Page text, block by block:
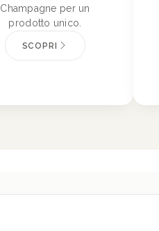
Champagne per un
prodotto unico.
SCOPRI